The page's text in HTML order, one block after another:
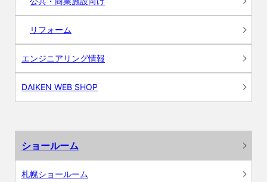
リフォーム
エンジニアリング情報
DAIKEN WEB SHOP
ショールーム
札幌ショールーム